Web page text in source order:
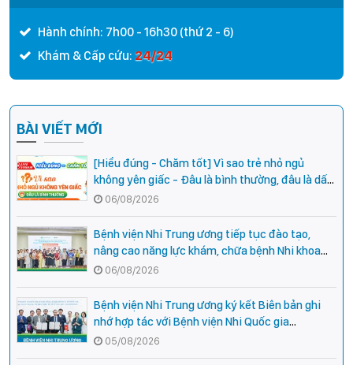
Hành chính: 7h00 - 16h30 (thứ 2 - 6)
Khám & Cấp cứu: 24/24
BÀI VIẾT MỚI
[Hiểu đúng - Chăm tốt] Vì sao trẻ nhỏ ngủ
không yên giấc - Đâu là bình thường, đâu là dấu
hiệu cần đi khám ngay?
06/08/2026
Bệnh viện Nhi Trung ương tiếp tục đào tạo,
nâng cao năng lực khám, chữa bệnh Nhi khoa
cho cán bộ y tế tại các tỉnh miền núi phía Bắc
06/08/2026
Bệnh viện Nhi Trung ương ký kết Biên bản ghi
nhớ hợp tác với Bệnh viện Nhi Quốc gia
Campuchia
05/08/2026